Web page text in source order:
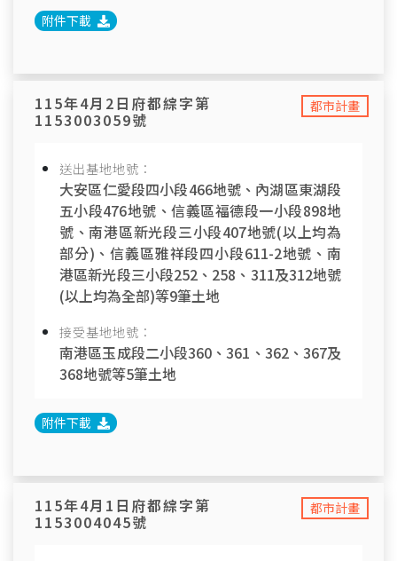
附件下載
都市計畫
115年4月2日府都綜字第
1153003059號
送出基地地號：
大安區仁愛段四小段466地號、內湖區東湖段
五小段476地號、信義區福德段一小段898地
號、南港區新光段三小段407地號(以上均為
部分)、信義區雅祥段四小段611-2地號、南
港區新光段三小段252、258、311及312地號
(以上均為全部)等9筆土地
接受基地地號：
南港區玉成段二小段360、361、362、367及
368地號等5筆土地
附件下載
都市計畫
115年4月1日府都綜字第
1153004045號